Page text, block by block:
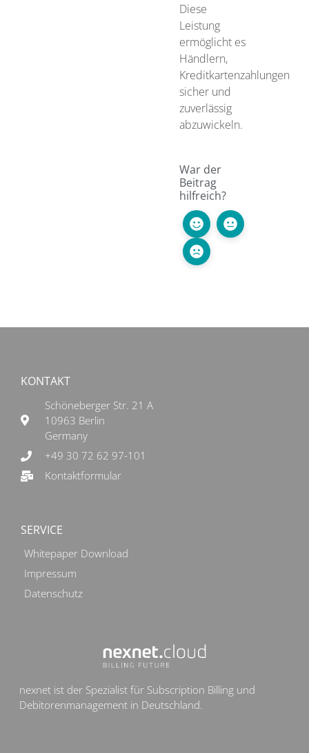
Diese
Leistung
ermöglicht es
Händlern,
Kreditkartenzahlungen
sicher und
zuverlässig
abzuwickeln.
War der
Beitrag
hilfreich?
SERVICE
Whitepaper Download
Impressum
Datenschutz
KONTAKT
Schöneberger Str. 21 A
10963 Berlin
Germany
+49 30 72 62 97-101
Kontaktformular
nexnet ist der Spezialist für Subscription Billing und
Debitorenmanagement in Deutschland.